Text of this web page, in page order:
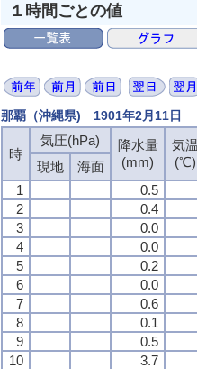
１時間ごとの値
那覇（沖縄県) 1901年2月11日
時
気圧(hPa)
降水量
(mm)
気温
(℃)
現地 海面
1
0.5
2
0.4
3
0.0
4
0.0
5
0.2
6
0.0
7
0.6
8
0.1
9
0.5
10
3.7